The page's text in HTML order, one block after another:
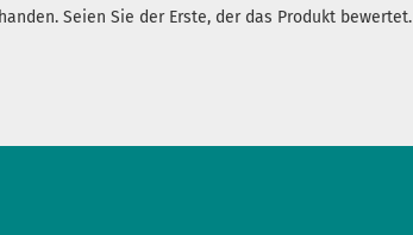
Seien Sie der Erste, der das Produkt bewertet.